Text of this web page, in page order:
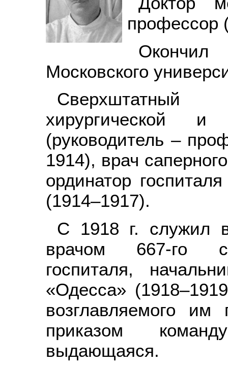
профессор
Окончил
Московского
Сверхштатный
хирургической и
(руководитель –
1914), врач
ординатор
(1914–1917).
С 1918 г. служил
врачом 667-го
госпиталя,
«Одесса»
возглавляемого им
приказом
выдающаяся.